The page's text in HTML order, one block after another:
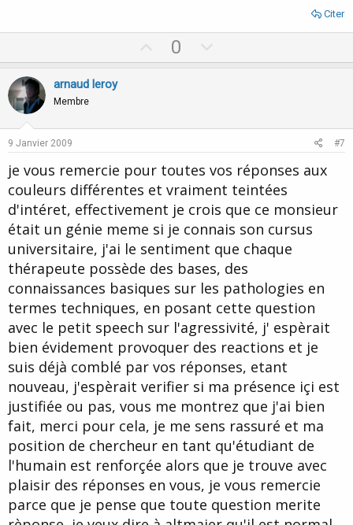
animosités évidentes entre certains, meme si je suis novice en la
me semblent bien refleter les pathologies de chacun, il n'y a pas
besoin d'etre agressif pour dire qu'on est pas d'accord, le plus
d'elections presidentielles depuis belle lurette, donc chers tous si
vous etes erudits et experts en la matière, soyez intelligents
jusqu'au bout parce que on se demande vraiment ce qui se
passe!
Vous avez raison, "il n'y a pas besoin d'etre agressif pour dire
évidences émet des inepties, vous le lui faites remarquer une
puis deux fois au bout d'un moment il faut augmenter le ton. Le
problème est bien que des personnes comme vous, je vous cite
"meme si je suis novice en la matière" vont prendre pour argent
comptant ce que relatent, je vous cite " vous etes erudits et
experts en la matière" ces gens qui ont la science infuse à vos
yeux. Loin de moi que de croire avoir toujours raison,mais ne m'en
veuillez pas si j'élève la voix quand quelqu'un nous dit
"Sur ce forum, vous allez trouver des termes tel que« hypnose
humaniste, hypnose ericksonnienne, ou encore hypnose
conversationnelle »
A mon avis, ce sont des méthodes créées par des praticiens qui
ne maîtrisaient pas tous les outils de l’hypnose traditionnelle, et
qui ont voulu mettre un nom sur leurs méthodes"
Monsieur Erickson à commencé l'hypnose, d'après ce que l'on en
sait à 17 ans, puis ensuite il a fait ses études de psychiatre
(excusez du peu, ce n'est quand même pas la moitié d'un c..,
comme on dit chez nous) il a consacré sa vie à l'hypnose et en tout
cas à la thérapie. Permettez moi de me mettre un peu en colère
quand je lis le message cité. Ce qui m'a le plus faché c'est que
personne n'a réagit. Je pense que je ne peu pas laisser dire
n'importe quoi sur ce forum. Qu'il y est des croyances différentes
c'est normal, que chacun travail différemment et défende sa
façon de voir c'est normal, mais écrire des balivernes c'est pas
normal. et je rajouterai vis à vis des personnes comme vous qui
Citer
p
0
o
e
arnaud leroy
Membre
9 Janvier 2009 #7
je vous remercie pour toutes vos réponses aux
couleurs différentes et vraiment teintées
d'intéret, effectivement je crois que ce monsieur
était un génie meme si je connais son cursus
universitaire, j'ai le sentiment que chaque
thérapeute possède des bases, des
connaissances basiques sur les pathologies en
termes techniques, en posant cette question
avec le petit speech sur l'agressivité, j' espèrait
bien évidement provoquer des reactions et je
suis déjà comblé par vos réponses, etant
nouveau, j'espèrait verifier si ma présence içi est
justifiée ou pas, vous me montrez que j'ai bien
fait, merci pour cela, je me sens rassuré et ma
position de chercheur en tant qu'étudiant de
l'humain est renforçée alors que je trouve avec
plaisir des réponses en vous, je vous remercie
parce que je pense que toute question merite